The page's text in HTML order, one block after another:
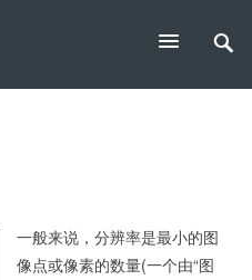
一般来说，分辨率是最小的图
像点或像素的数量(一个由“图